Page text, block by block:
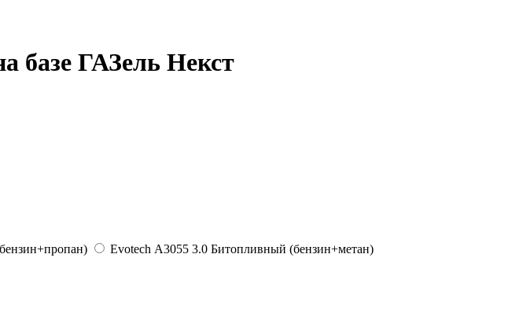
базе ГАЗель Некст
Evotech А3055 3.0 Битопливный (бензин+метан)